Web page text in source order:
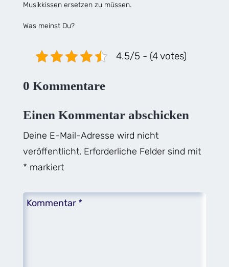
Musikkissen ersetzen zu müssen.
Was meinst Du?
4.5/5 - (4 votes)
0 Kommentare
Einen Kommentar abschicken
Deine E-Mail-Adresse wird nicht
veröffentlicht. Erforderliche Felder sind mit
* markiert